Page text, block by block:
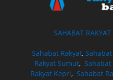
SAHABAT
Sahabat Rakyat,
Rakyat Sumut, Sahabat
Rakyat Kepri,Sahabat